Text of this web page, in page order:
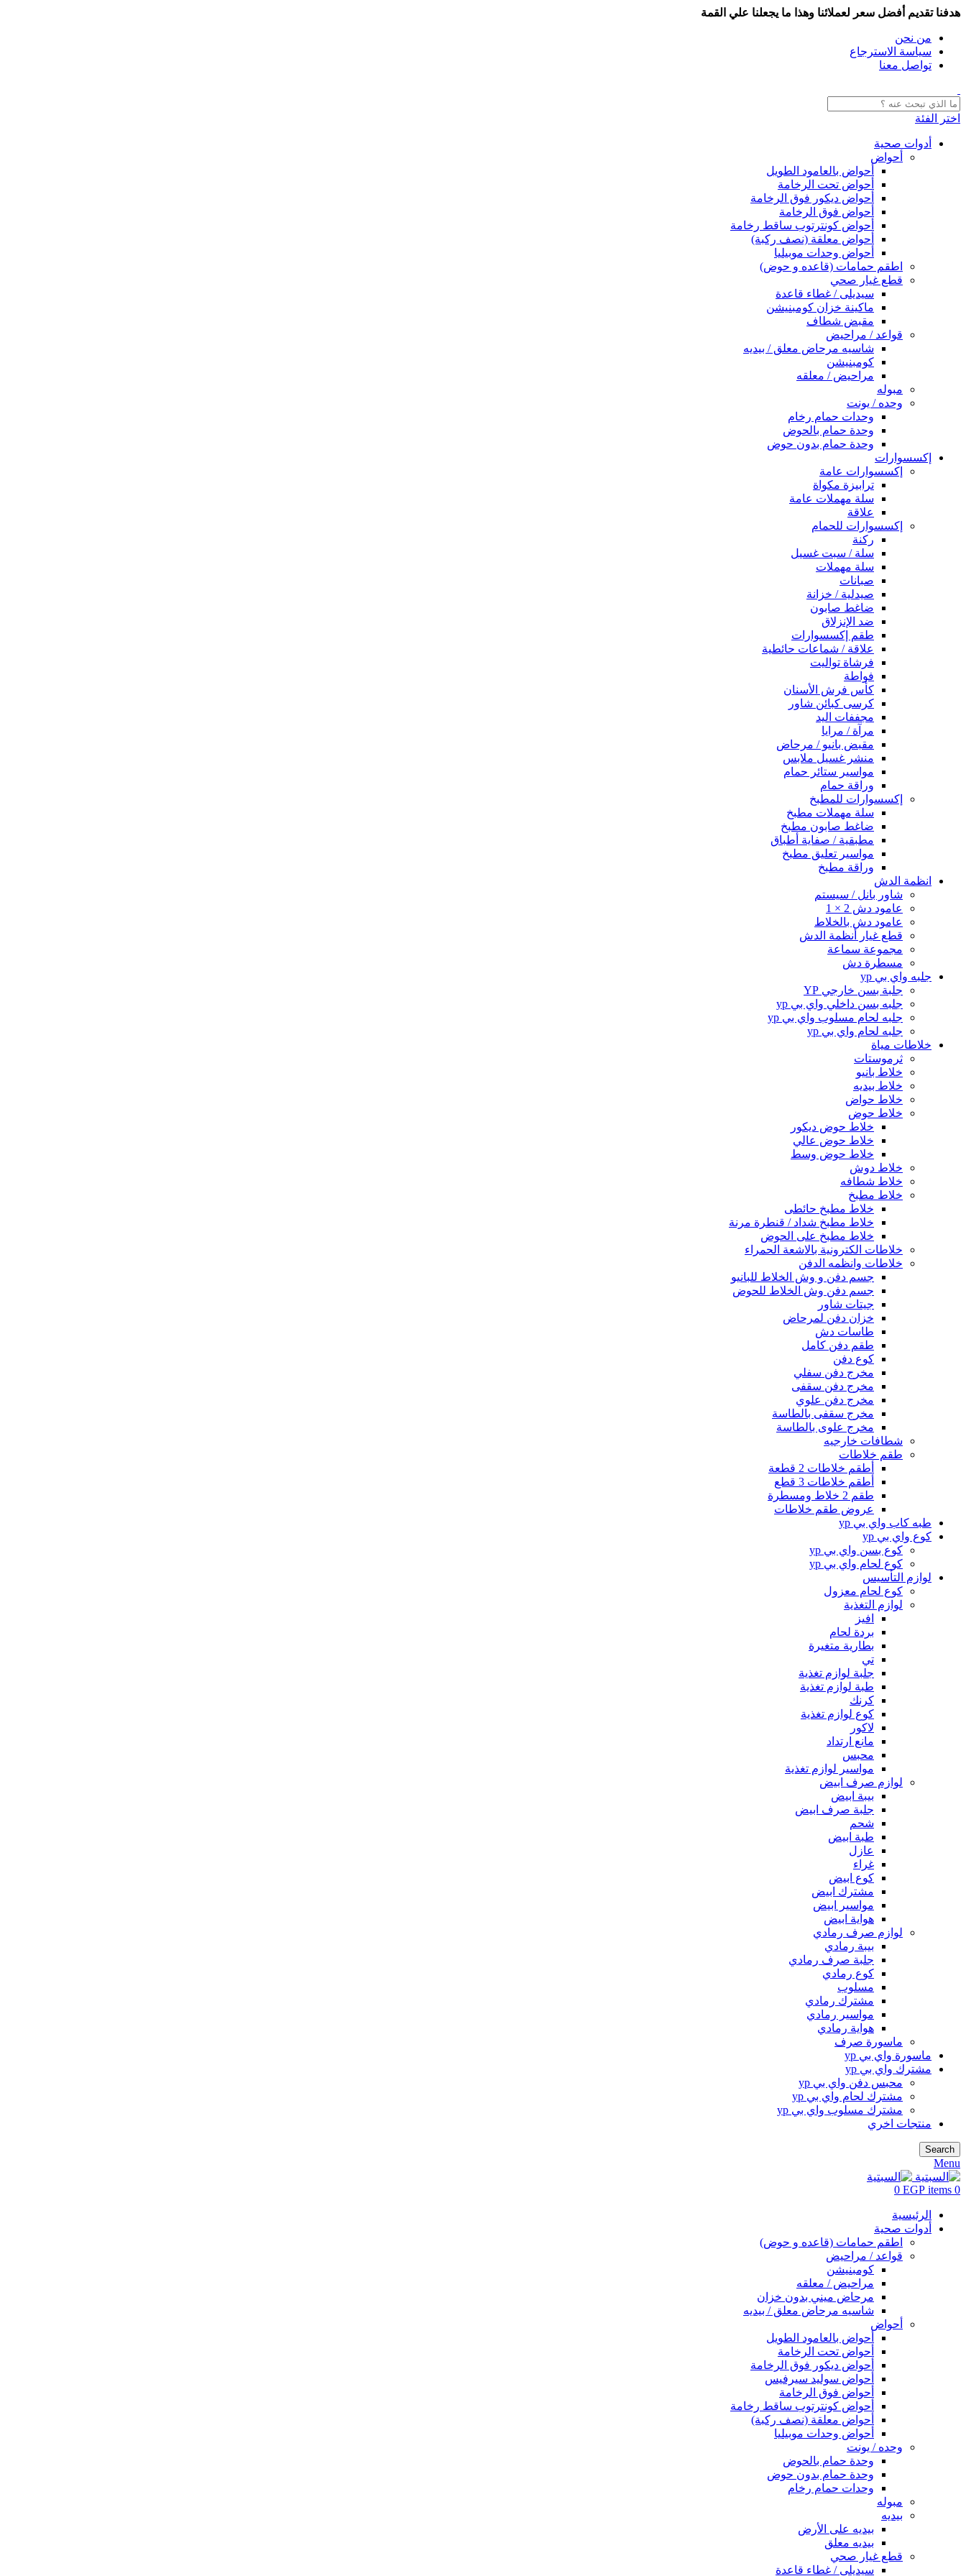
هدفنا تقديم أفضل سعر لعملائنا وهذا ما يجعلنا علي القمة
من نحن
سياسة الاسترجاع
تواصل معنا
اختر الفئة
أدوات صحية
أحواض
أحواض بالعامود الطويل
أحواض تحت الرخامة
أحواض ديكور فوق الرخامة
أحواض فوق الرخامة
أحواض كونترتوب ساقط رخامة
أحواض معلقة (نصف ركبة)
أحواض وحدات موبيليا
اطقم حمامات (قاعده و حوض)
قطع غيار صحي
سيديلى / غطاء قاعدة
ماكينة خزان كومبنيشن
مقبض شطاف
قواعد / مراحيض
شاسيه مرحاض معلق / بيديه
كومبنيشن
مراحيض / معلقه
مبوله
وحده / يونت
وحدات حمام رخام
وحدة حمام بالحوض
وحدة حمام بدون حوض
إكسسوارات
إكسسوارات عامة
ترابيزة مكواة
سلة مهملات عامة
علاقة
إكسسوارات للحمام
ركنة
سلة / سبت غسيل
سلة مهملات
صبانات
صيدلية / خزانة
ضاغط صابون
ضد الإنزلاق
طقم إكسسوارات
علاقة / شماعات حائطية
فرشاة تواليت
فواطة
كأس فرش الأسنان
كرسى كبائن شاور
مجففات اليد
مرآة / مرايا
مقبض بانيو / مرحاض
منشر غسيل ملابس
مواسير ستائر حمام
وراقة حمام
إكسسوارات للمطبخ
سلة مهملات مطبخ
ضاغط صابون مطبخ
مطبقية / صفاية أطباق
مواسير تعليق مطبخ
وراقة مطبخ
انظمة الدش
شاور بانل / سيستم
عامود دش 2 × 1
عامود دش بالخلاط
قطع غيار أنظمة الدش
مجموعة سماعة
مسطرة دش
جلبه واي بي yp
جلبة بسن خارجي YP
جلبه بسن داخلي واي بي yp
جلبه لحام مسلوب واي بي yp
جلبه لحام واي بي yp
خلاطات مياة
ثرموستات
خلاط بانيو
خلاط بيديه
خلاط حواض
خلاط حوض
خلاط حوض ديكور
خلاط حوض عالي
خلاط حوض وسط
خلاط دوش
خلاط شطافه
خلاط مطبخ
خلاط مطبخ حائطى
خلاط مطبخ شداد / قنطرة مرنة
خلاط مطبخ على الحوض
خلاطات الكترونية بالاشعة الحمراء
خلاطات وانظمه الدفن
جسم دفن و وش الخلاط للبانيو
جسم دفن وش الخلاط للحوض
جيتات شاور
خزان دفن لمرحاض
طاسات دش
طقم دفن كامل
كوع دفن
مخرج دفن سفلي
مخرج دفن سقفى
مخرج دفن علوي
مخرج سقفى بالطاسة
مخرج علوى بالطاسة
شطافات خارجيه
طقم خلاطات
أطقم خلاطات 2 قطعة
أطقم خلاطات 3 قطع
طقم 2 خلاط ومسطرة
عروض طقم خلاطات
طبه كاب واي بي yp
كوع واي بي yp
كوع بسن واي بي yp
كوع لحام واي بي yp
لوازم التأسيس
كوع لحام معزول
لوازم التغذية
افيز
بردة لحام
بطارية متغيرة
تي
جلبة لوازم تغذية
طبة لوازم تغذية
كرنك
كوع لوازم تغذية
لاكور
مانع ارتداد
محبس
مواسير لوازم تغذية
لوازم صرف ابيض
بيبة ابيض
جلبة صرف ابيض
شحم
طبة ابيض
عازل
غراء
كوع ابيض
مشترك ابيض
مواسير ابيض
هواية ابيض
لوازم صرف رمادي
بيبة رمادي
جلبة صرف رمادي
كوع رمادي
مسلوب
مشترك رمادي
مواسير رمادي
هواية رمادي
ماسورة صرف
ماسورة واي بي yp
مشترك واي بي yp
محبس دفن واي بي yp
مشترك لحام واي بي yp
مشترك مسلوب واي بي yp
منتجات اخري
Search
Menu
0
items
0 EGP
الرئيسية
أدوات صحية
اطقم حمامات (قاعده و حوض)
قواعد / مراحيض
كومبنيشن
مراحيض / معلقه
مرحاض ميني بدون خزان
شاسيه مرحاض معلق / بيديه
أحواض
أحواض بالعامود الطويل
أحواض تحت الرخامة
أحواض ديكور فوق الرخامة
أحواض سوليد سيرفيس
أحواض فوق الرخامة
أحواض كونترتوب ساقط رخامة
أحواض معلقة (نصف ركبة)
أحواض وحدات موبيليا
وحده / يونت
وحدة حمام بالحوض
وحدة حمام بدون حوض
وحدات حمام رخام
مبوله
بيديه
بيديه على الأرض
بيديه معلق
قطع غيار صحي
سيديلى / غطاء قاعدة